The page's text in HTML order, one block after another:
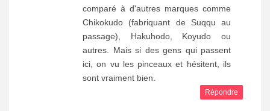
comparé à d'autres marques comme
Chikokudo (fabriquant de Suqqu au
passage), Hakuhodo, Koyudo ou
autres. Mais si des gens qui passent
ici, on vu les pinceaux et hésitent, ils
sont vraiment bien.
Répondre